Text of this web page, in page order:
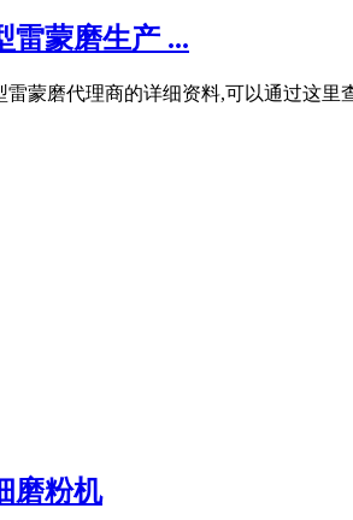
雷蒙磨生产 ...
蒙磨代理商的详细资料,可以通过这
磨粉机